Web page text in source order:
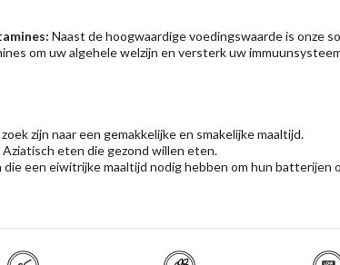
Naast de hoogwaardige voedingswaarde is onze
om uw algehele welzijn en versterk uw
zijn naar een gemakkelijke en smakelijke maaltijd.
eten die gezond willen eten.
een eiwitrijke maaltijd nodig hebben om hun batterijen